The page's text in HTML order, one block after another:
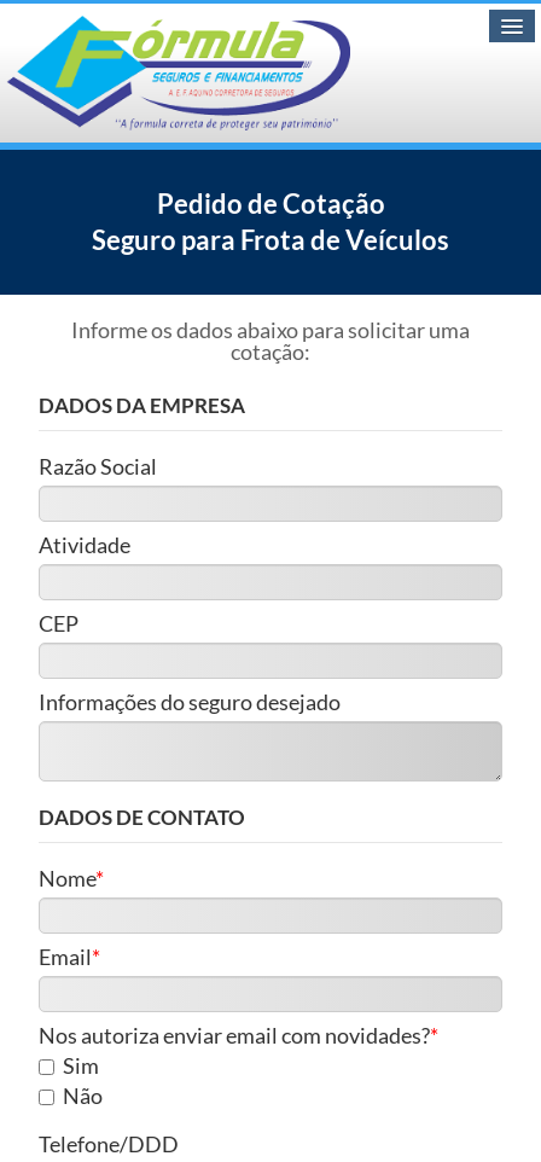
Pedir Cotação
A Empresa▼
Contato▼
Blog
Pedido de Cotação
Seguro para Frota de Veículos
Informe os dados abaixo para solicitar uma
cotação:
DADOS DA EMPRESA
Razão Social
Atividade
CEP
Informações do seguro desejado
DADOS DE CONTATO
Nome
Email
Nos autoriza enviar email com novidades?
Sim
Não
Telefone/DDD